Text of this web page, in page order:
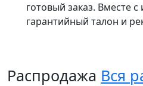
готовый заказ. Вместе
гарантийный талон и
Распродажа Вся